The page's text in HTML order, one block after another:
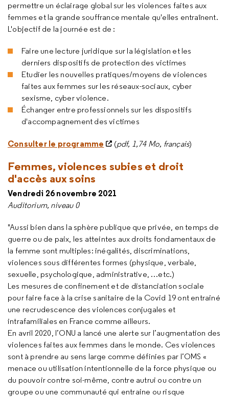
permettre un éclairage global sur les violences faites aux
femmes et la grande souffrance mentale qu'elles entraînent.
L'objectif de la journée est de :
Faire une lecture juridique sur la législation et les
derniers dispositifs de protection des victimes
Etudier les nouvelles pratiques/moyens de violences
faites aux femmes sur les réseaux-sociaux, cyber
sexisme, cyber violence.
Échanger entre professionnels sur les dispositifs
d'accompagnement des victimes
Consulter le programme (pdf, 1,74 Mo, français)
Femmes, violences subies et droit
d'accès aux soins
Vendredi 26 novembre 2021
Auditorium, niveau 0
"Aussi bien dans la sphère publique que privée, en temps de
guerre ou de paix, les atteintes aux droits fondamentaux de
la femme sont multiples: inégalités, discriminations,
violences sous différentes formes (physique, verbale,
sexuelle, psychologique, administrative, …etc.)
Les mesures de confinement et de distanciation sociale
pour faire face à la crise sanitaire de la Covid 19 ont entrainé
une recrudescence des violences conjugales et
intrafamiliales en France comme ailleurs.
En avril 2020, l’ONU a lancé une alerte sur l’augmentation des
violences faites aux femmes dans le monde. Ces violences
sont à prendre au sens large comme définies par l’OMS «
menace ou utilisation intentionnelle de la force physique ou
du pouvoir contre soi-même, contre autrui ou contre un
groupe ou une communauté qui entraine ou risque